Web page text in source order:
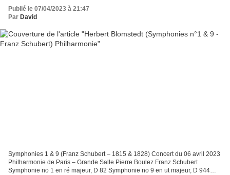
Publié le 07/04/2023 à 21:47
Par David
Symphonies 1 & 9 (Franz Schubert – 1815 & 1828) Concert du 06 avril 2023
Philharmonie de Paris – Grande Salle Pierre Boulez Franz Schubert
Symphonie no 1 en ré majeur, D 82 Symphonie no 9 en ut majeur, D 944